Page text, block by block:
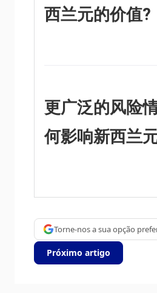
纽元。所谓的利率差异，即
联储设定的利率相比如何，
西兰元的价值?
能鼓励新西兰储备银行提高
济实力与高通胀一起出现。
更广泛的风险
何影响新西兰
经济增长持乐观态度时。这
利的前景。相反，在市场动
时，纽元往往会走弱，因为
高风险资产，逃往更稳定的
Torne-nos a sua opção
Próximo artigo